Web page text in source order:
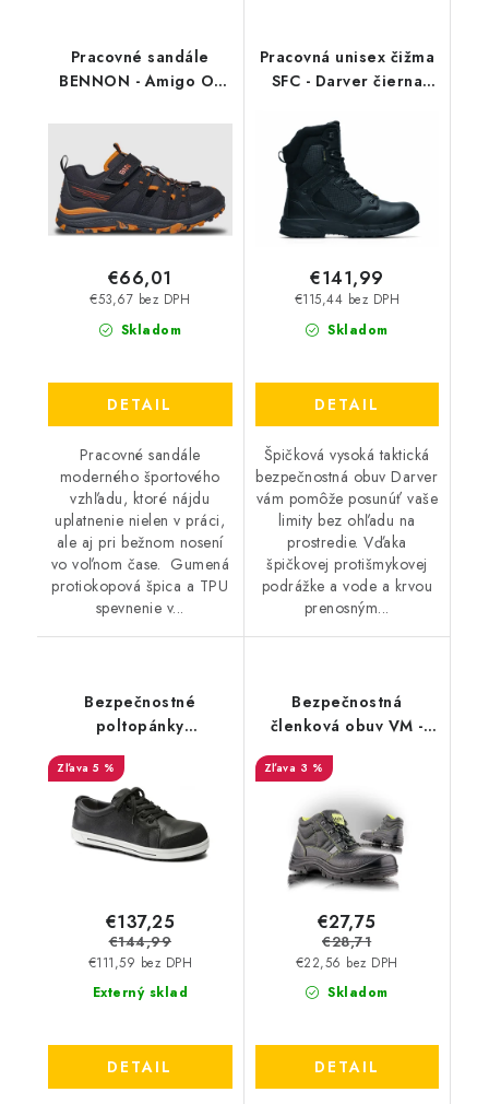
Pracovné sandále
BENNON - Amigo O1
Skladom
€53,67 bez DPH
€66,01
DETAIL
Pracovné sandále
moderného športového
vzhľadu, ktoré nájdu
uplatnenie nielen v práci,
ale aj pri bežnom nosení
vo voľnom čase. Gumená
protiokopová špica a TPU
spevnenie v...
Pracovná unisex čižma
SFC - Darver čierna
Skladom
€115,44 bez DPH
€141,99
DETAIL
Špičková vysoká taktická
bezpečnostná obuv Darver
vám pomôže posunúť vaše
limity bez ohľadu na
prostredie. Vďaka
špičkovej protišmykovej
podrážke a vode a krvou
prenosným...
Bezpečnostné
poltopánky
BIRKENSTOCK -
Birkenstock QS 500 NL
S3 Black - 35063
5 %
Externý sklad
€111,59 bez DPH
€137,25
€144,99
DETAIL
Bezpečnostná
členková obuv VM -
Stockholm 3280-S1
3 %
Skladom
€22,56 bez DPH
€27,75
€28,71
DETAIL